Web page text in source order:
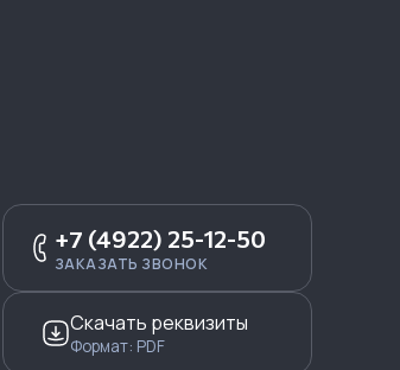
+7 (4922) 25-12-50
ЗАКАЗАТЬ ЗВОНОК
Скачать реквизиты
Формат: PDF